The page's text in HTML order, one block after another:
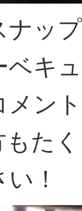
ナッ
ベキ
メン
もた
！